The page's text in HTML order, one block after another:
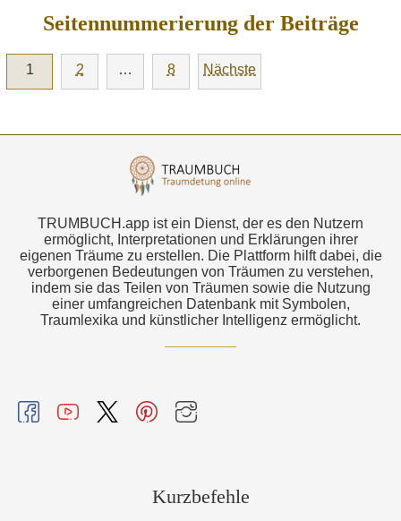
Seitennummerierung der Beiträge
1 2 … 8 Nächste
TRUMBUCH.app ist ein Dienst, der es den Nutzern
ermöglicht, Interpretationen und Erklärungen ihrer
eigenen Träume zu erstellen. Die Plattform hilft dabei, die
verborgenen Bedeutungen von Träumen zu verstehen,
indem sie das Teilen von Träumen sowie die Nutzung
einer umfangreichen Datenbank mit Symbolen,
Traumlexika und künstlicher Intelligenz ermöglicht.
Kurzbefehle